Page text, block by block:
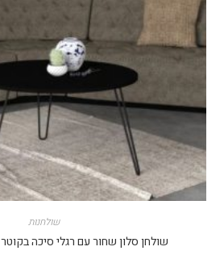
שולחנות
שולחן סלון שחור עם רגלי סיכה בקוטר 60 ס”מ דגם יוליה.